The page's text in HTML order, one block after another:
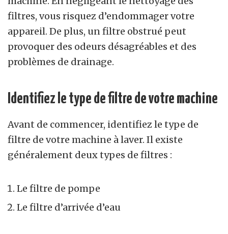
filtres, vous risquez d’endommager votre
appareil. De plus, un filtre obstrué peut
provoquer des odeurs désagréables et des
problèmes de drainage.
Identifiez le type de filtre de votre machine
Avant de commencer, identifiez le type de
filtre de votre machine à laver. Il existe
généralement deux types de filtres :
Le filtre de pompe
Le filtre d’arrivée d’eau